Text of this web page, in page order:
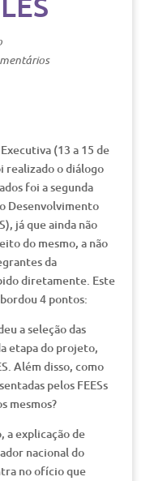
(13 a 15 de
realizado o diálogo
foi a segunda
Desenvolvimento
já que ainda não
do mesmo, a não
da
diretamente. Este
4 pontos:
a seleção das
etapa do projeto,
Além disso, como
pelos FEESs
mesmos?
a explicação de
nacional do
no ofício que